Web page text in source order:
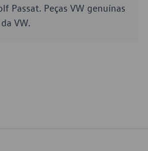
Passat. Peças VW genuínas
VW.